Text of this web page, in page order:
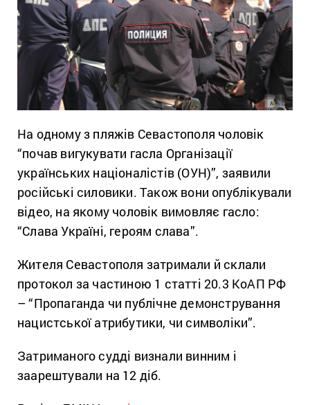
На одному з пляжів Севастополя чоловік
“почав вигукувати гасла Організації
українських націоналістів (ОУН)”, заявили
російські силовики. Також вони опублікували
відео, на якому чоловік вимовляє гасло:
“Слава Україні, героям слава”.
Жителя Севастополя затримали й склали
протокол за частиною 1 статті 20.3 КоАП РФ
– “Пропаганда чи публічне демонстрування
нацистської атрибутики, чи символіки”.
Затриманого судді визнали винним і
заарештували на 12 діб.